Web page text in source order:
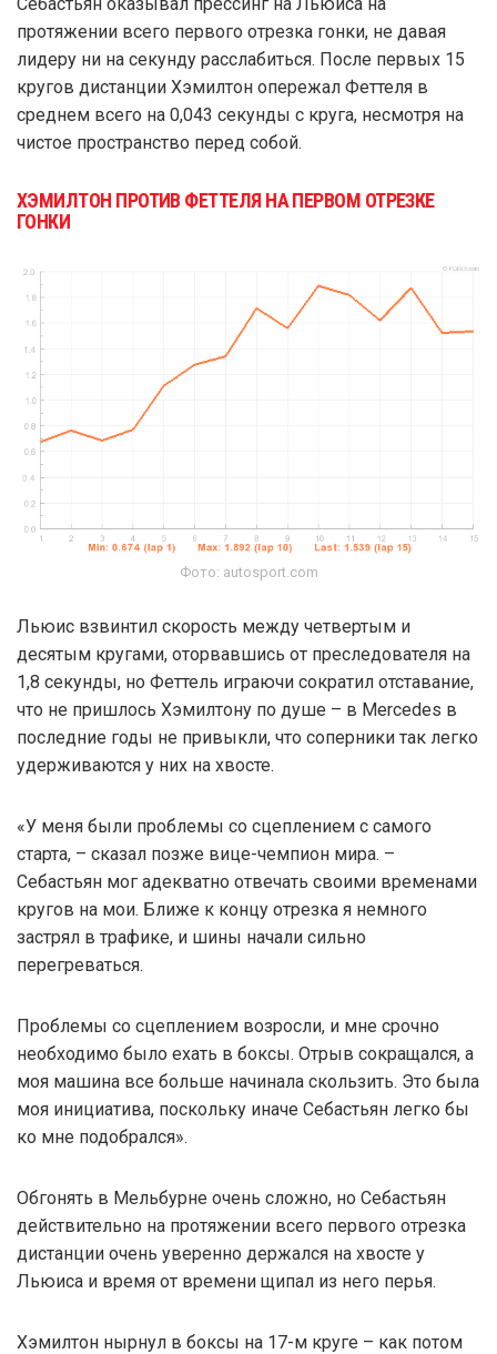
протяжении всего первого отрезка гонки, не давая
лидеру ни на секунду расслабиться. После первых 15
кругов дистанции Хэмилтон опережал Феттеля в
среднем всего на 0,043 секунды с круга, несмотря на
чистое пространство перед собой.
ХЭМИЛТОН ПРОТИВ ФЕТТЕЛЯ НА ПЕРВОМ ОТРЕЗКЕ
ГОНКИ
Фото: autosport.com
Льюис взвинтил скорость между четвертым и
десятым кругами, оторвавшись от преследователя на
1,8 секунды, но Феттель играючи сократил отставание,
что не пришлось Хэмилтону по душе – в Mercedes в
последние годы не привыкли, что соперники так легко
удерживаются у них на хвосте.
«У меня были проблемы со сцеплением с самого
старта, – сказал позже вице-чемпион мира. –
Себастьян мог адекватно отвечать своими временами
кругов на мои. Ближе к концу отрезка я немного
застрял в трафике, и шины начали сильно
перегреваться.
Проблемы со сцеплением возросли, и мне срочно
необходимо было ехать в боксы. Отрыв сокращался, а
моя машина все больше начинала скользить. Это была
моя инициатива, поскольку иначе Себастьян легко бы
ко мне подобрался».
Обгонять в Мельбурне очень сложно, но Себастьян
действительно на протяжении всего первого отрезка
дистанции очень уверенно держался на хвосте у
Льюиса и время от времени щипал из него перья.
Хэмилтон нырнул в боксы на 17-м круге – как потом